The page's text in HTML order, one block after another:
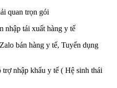
quan trọn gói
nhập tái xuất hàng y tế
bán hàng y tế, Tuyển dụng
nhập khẩu y tế ( Hệ sinh thái